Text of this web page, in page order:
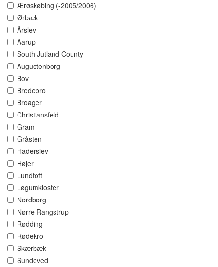
Ærøskøbing (-2005/2006)
Ørbæk
Årslev
Aarup
South Jutland County
Augustenborg
Bov
Bredebro
Broager
Christiansfeld
Gram
Gråsten
Haderslev
Højer
Lundtoft
Løgumkloster
Nordborg
Nørre Rangstrup
Rødding
Rødekro
Skærbæk
Sundeved